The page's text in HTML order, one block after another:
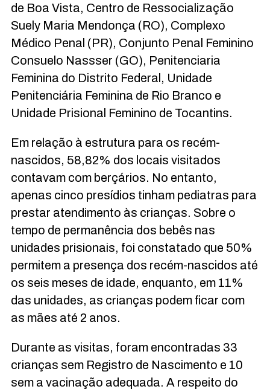
de Boa Vista, Centro de Ressocialização
Suely Maria Mendonça (RO), Complexo
Médico Penal (PR), Conjunto Penal Feminino
Consuelo Nassser (GO), Penitenciaria
Feminina do Distrito Federal, Unidade
Penitenciária Feminina de Rio Branco e
Unidade Prisional Feminino de Tocantins.
Em relação à estrutura para os recém-
nascidos, 58,82% dos locais visitados
contavam com berçários. No entanto,
apenas cinco presídios tinham pediatras para
prestar atendimento às crianças. Sobre o
tempo de permanência dos bebês nas
unidades prisionais, foi constatado que 50%
permitem a presença dos recém-nascidos até
os seis meses de idade, enquanto, em 11%
das unidades, as crianças podem ficar com
as mães até 2 anos.
Durante as visitas, foram encontradas 33
crianças sem Registro de Nascimento e 10
sem a vacinação adequada. A respeito do